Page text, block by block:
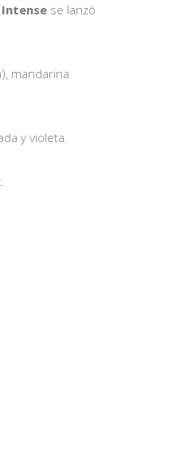
Intense se lanzó
mandarina
y violeta.